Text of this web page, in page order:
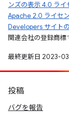
ンズの表示 4.0 ライ
Apache 2.0 ライセ
Developers サイト
関連会社の登録商標
最終更新日 2023-
投稿
バグを報告